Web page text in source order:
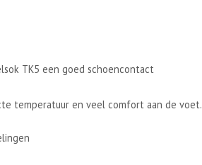
TK5 een goed schoencontact
temperatuur en veel comfort aan de voet.